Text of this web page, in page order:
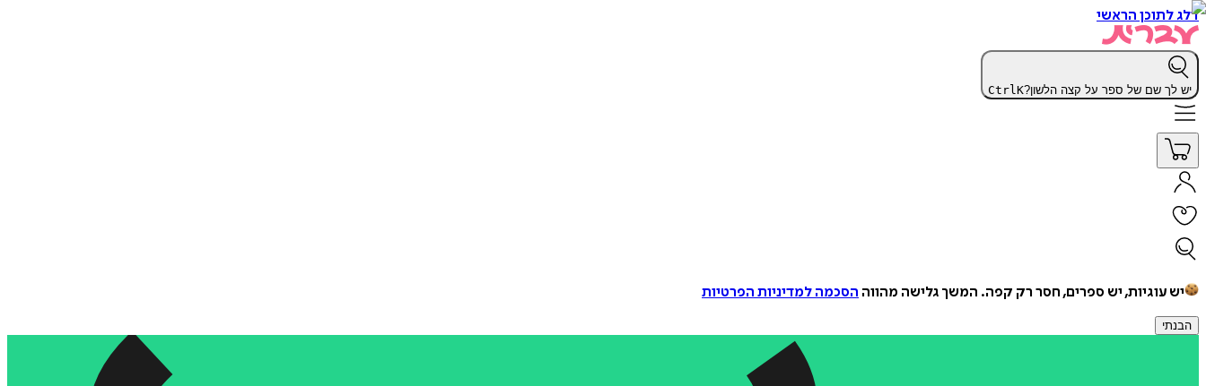
דלג לתוכן הראשי
יש לך שם של ספר על קצה הלשון? CtrlK
יש עוגיות, יש ספרים, חסר רק קפה. המשך גלישה מהווה הסכמה למדיניות הפרטיות
הבנתי